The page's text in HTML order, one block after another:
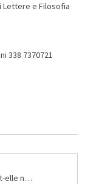
Lettere e Filosofia
338 7370721
En quoi la topologie oriente-t-elle notre technique ?